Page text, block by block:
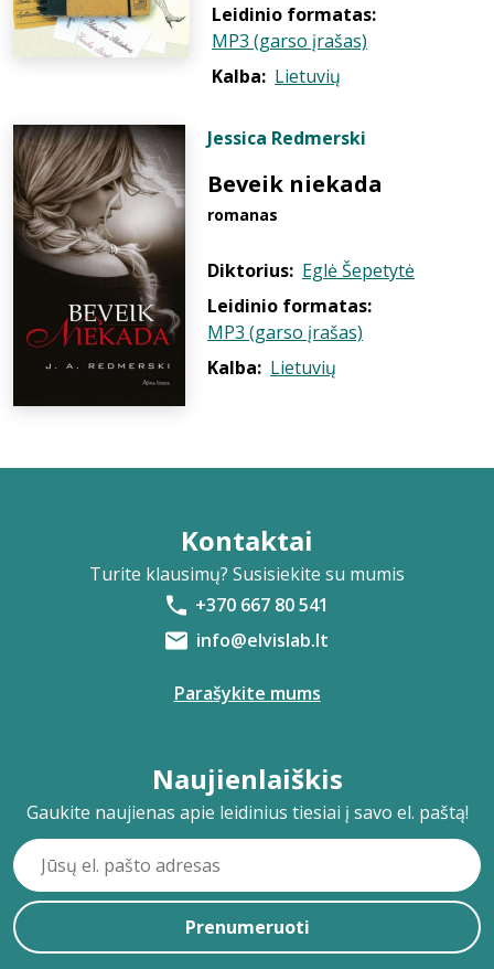
Leidinio formatas:
MP3 (garso įrašas)
Kalba: Lietuvių
Jessica Redmerski
Beveik niekada
romanas
Diktorius: Eglė Šepetytė
Leidinio formatas:
MP3 (garso įrašas)
Kalba: Lietuvių
Kontaktai
Turite klausimų? Susisiekite su mumis
+370 667 80 541
info@elvislab.lt
Parašykite mums
Naujienlaiškis
Gaukite naujienas apie leidinius tiesiai į savo el. paštą!
Prenumeruoti